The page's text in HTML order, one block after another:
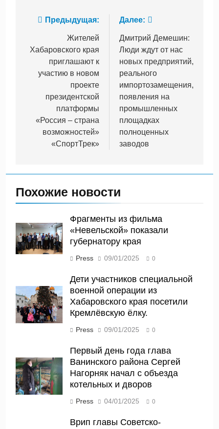
Навигация
записям
Предыдущая:
Жителей
Хабаровского края
приглашают к
участию в новом
проекте
президентской
платформы
«Россия – страна
возможностей»
«СпортТрек»
Далее:
Дмитрий Демешин:
Люди ждут от нас
новых предприятий,
реального
импортозамещения,
появления на
промышленных
площадках
полноценных
заводов
Похожие новости
Фрагменты из фильма
«Невельской» показали
губернатору края
Press 09/01/2025 0
Дети участников специальной
военной операции из
Хабаровского края посетили
Кремлёвскую ёлку.
Press 09/01/2025 0
Первый день года глава
Ванинского района Сергей
Нагорняк начал с объезда
котельных и дворов
Press 04/01/2025 0
Врип главы Советско-